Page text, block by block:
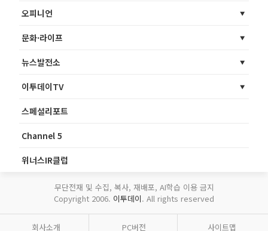
오피니언
문화·라이프
뉴스발전소
이투데이TV
스페셜리포트
Channel 5
위너스IR클럽
무단전재 및 수집, 복사, 재배포, AI학습 이용 금지
Copyright 2006. 이투데이. All rights reserved
회사소개 PC버전 사이트맵